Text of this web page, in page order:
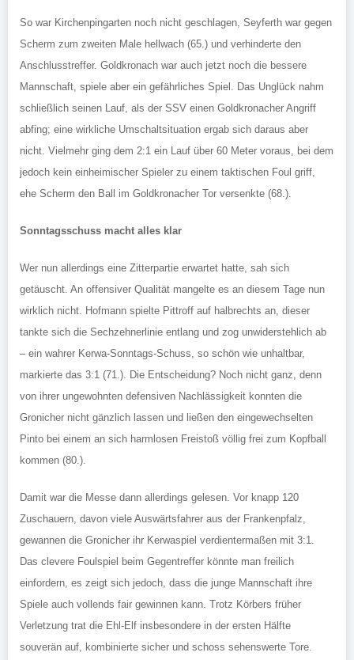
So war Kirchenpingarten noch nicht geschlagen, Seyferth war gegen
Scherm zum zweiten Male hellwach (65.) und verhinderte den
Anschlusstreffer. Goldkronach war auch jetzt noch die bessere
Mannschaft, spiele aber ein gefährliches Spiel. Das Unglück nahm
schließlich seinen Lauf, als der SSV einen Goldkronacher Angriff
abfing; eine wirkliche Umschaltsituation ergab sich daraus aber
nicht. Vielmehr ging dem 2:1 ein Lauf über 60 Meter voraus, bei dem
jedoch kein einheimischer Spieler zu einem taktischen Foul griff,
ehe Scherm den Ball im Goldkronacher Tor versenkte (68.).
Sonntagsschuss macht alles klar
Wer nun allerdings eine Zitterpartie erwartet hatte, sah sich
getäuscht. An offensiver Qualität mangelte es an diesem Tage nun
wirklich nicht. Hofmann spielte Pittroff auf halbrechts an, dieser
tankte sich die Sechzehnerlinie entlang und zog unwiderstehlich ab
– ein wahrer Kerwa-Sonntags-Schuss, so schön wie unhaltbar,
markierte das 3:1 (71.). Die Entscheidung? Noch nicht ganz, denn
von ihrer ungewohnten defensiven Nachlässigkeit konnten die
Gronicher nicht gänzlich lassen und ließen den eingewechselten
Pinto bei einem an sich harmlosen Freistoß völlig frei zum Kopfball
kommen (80.).
Damit war die Messe dann allerdings gelesen. Vor knapp 120
Zuschauern, davon viele Auswärtsfahrer aus der Frankenpfalz,
gewannen die Gronicher ihr Kerwaspiel verdientermaßen mit 3:1.
Das clevere Foulspiel beim Gegentreffer könnte man freilich
einfordern, es zeigt sich jedoch, dass die junge Mannschaft ihre
Spiele auch vollends fair gewinnen kann. Trotz Körbers früher
Verletzung trat die Ehl-Elf insbesondere in der ersten Hälfte
souverän auf, kombinierte sicher und schoss sehenswerte Tore.